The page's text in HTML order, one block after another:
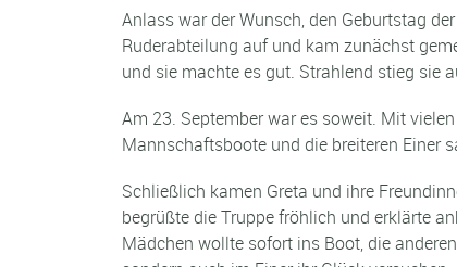
Anlass war der Wunsch, den Geburtstag
Ruderabteilung auf und kam zunächst
und sie machte es gut. Strahlend stieg sie
Am 23. September war es soweit. Mit
Mannschaftsboote und die breiteren Einer
Schließlich kamen Greta und ihre
begrüßte die Truppe fröhlich und erklärte
Mädchen wollte sofort ins Boot, die